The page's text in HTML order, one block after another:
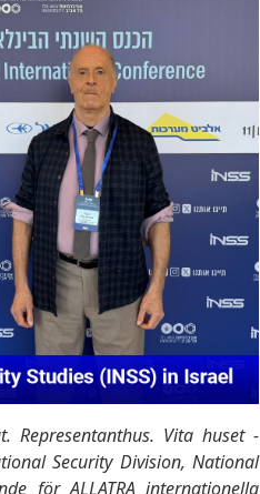
Representanthus. Vita huset -
Security Division, National
för ALLATRA internationella